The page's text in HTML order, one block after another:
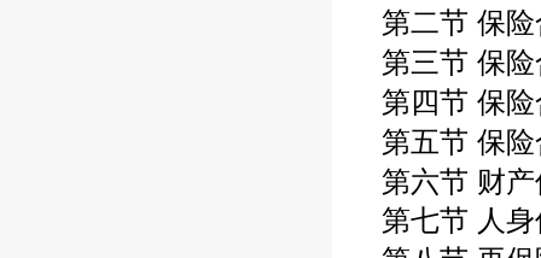
第二节 保
第三节 保
第四节 保
第五节 保
第六节 财
第七节 人